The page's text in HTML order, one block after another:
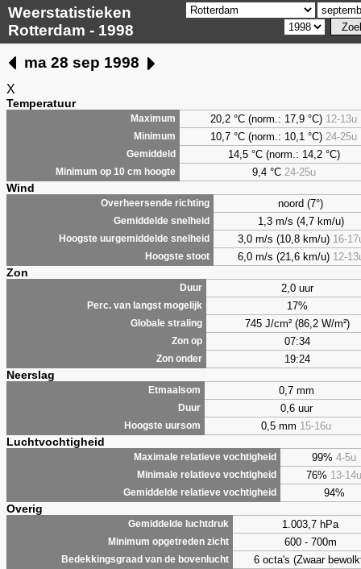
Weerstatistieken
Rotterdam - 1998
ma 28 sep 1998
X
Temperatuur
Maximum 20,2 °C (norm.: 17,9 °C) 12-13u
Minimum 10,7 °C (norm.: 10,1 °C) 24-25u
Gemiddeld 14,5 °C (norm.: 14,2 °C)
Minimum op 10 cm hoogte 9,4°C 24-25u
Wind
Overheersende richting noord (7°)
Gemiddelde snelheid 1,3 m/s (4,7 km/u)
Hoogste uurgemiddelde snelheid 3,0 m/s (10,8 km/u) 16-
Hoogste stoot 6,0 m/s (21,6 km/u) 12-
Zon
Duur 2,0 uur
Perc. van langst mogelijk 17%
Globale straling 745 J/cm² (86,2 W/m²)
Zon op 07:34
Zon onder 19:24
Neerslag
Etmaalsom 0,7 mm
Duur 0,6 uur
Hoogste uursom 0,5 mm 15-16u
Luchtvochtigheid
Maximale relatieve vochtigheid 99% 4-5u
Minimale relatieve vochtigheid 76% 13-14u
Gemiddelde relatieve vochtigheid 94%
Overig
Gemiddelde luchtdruk 1.003,7 hPa
Minimum opgetreden zicht 600 - 700m
Bedekkingsgraad van de bovenlucht 6 octa's (Zwaar